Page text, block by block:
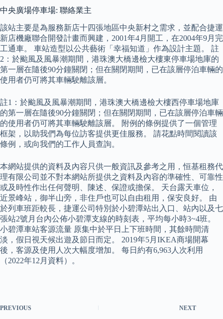
中央廣場停車場: 聯絡業主
該站主要是為服務新店十四張地區中央新村之需求，並配合捷運
新店機廠聯合開發計畫而興建，2001年4月開工，在2004年9月完
工通車。 車站造型以公共藝術「幸福知道」作為設計主題。 註
2：於颱風及風暴潮期間，港珠澳大橋邊檢大樓東停車場地庫的
第一層在隨後90分鐘關閉；但在關閉期間，已在該層停泊車輛的
使用者仍可將其車輛駛離該層。
註1：於颱風及風暴潮期間，港珠澳大橋邊檢大樓西停車場地庫
的第一層在隨後90分鐘關閉；但在關閉期間，已在該層停泊車輛
的使用者仍可將其車輛駛離該層。 附例的條例提供了一個管理
框架，以助我們為每位訪客提供更佳服務。 請花點時間閱讀該
條例，或向我們的工作人員查詢。
本網站提供的資料及內容只供一般資訊及參考之用，恒基租務代
理有限公司並不對本網站所提供之資料及內容的準確性、可靠性
或及時性作出任何聲明、陳述、保證或擔保。 天台露天車位，
近景峰站，御半山旁，非住戶也可以自由租用，保安良好。 由
於列車班距較長，捷運公司特別於小碧潭站出入口、站內以及七
張站2號月台內公佈小碧潭支線的時刻表，平均每小時3~4班。
小碧潭車站客源流量 原集中於平日上下班時間，其餘時間清
淡，假日視天候出遊及節日而定。 2019年5月IKEA商場開幕
後，客源及使用人次大幅度增加。 每日約有6,963人次利用
（2022年12月資料）。
PREVIOUS NEXT